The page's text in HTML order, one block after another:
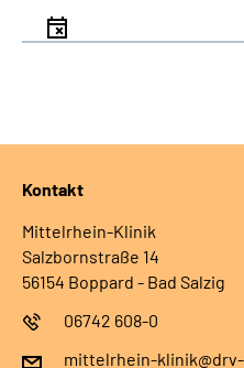
Kontakt
Mittelrhein-Klinik
Salzbornstraße 14
56154 Boppard - Bad Salzig
06742 608-0
mittelrhein-